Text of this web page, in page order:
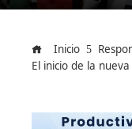
Inicio
El inicio de la